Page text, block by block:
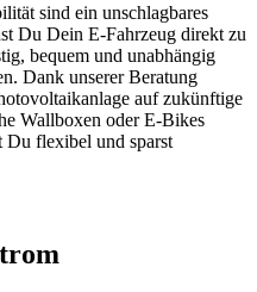
sind ein unschlagbares
Du Dein E-Fahrzeug direkt zu
bequem und unabhängig
Dank unserer Beratung
auf zukünftige
Wallboxen oder E-Bikes
Du flexibel und sparst